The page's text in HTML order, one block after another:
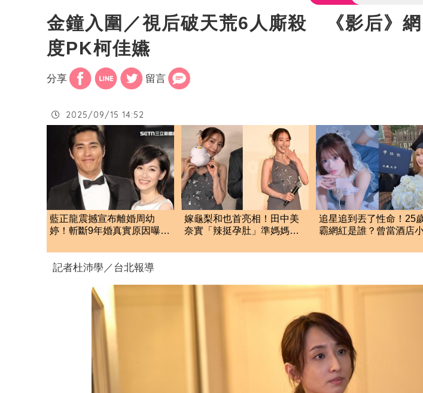
金鐘入圍／視后破天荒6人廝殺 《影后》
度PK柯佳嬿
分享 留言
2025/09/15 14:52
藍正龍震撼宣布離婚周幼
婷！斬斷9年婚真實原因曝
嫁龜梨和也首亮相！田中美
奈實「辣挺孕肚」準媽媽被
追星追到丟了性命！25
霸網紅是誰？曾當酒店
記者杜沛學／台北報導